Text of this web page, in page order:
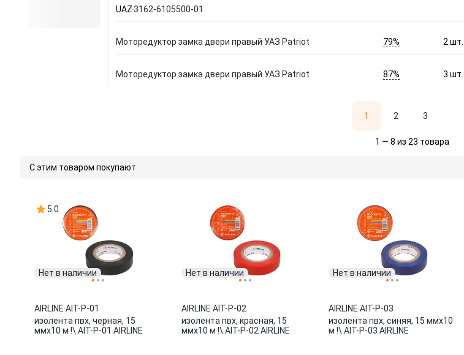
UAZ3162-6105500-01
Моторедуктор замка двери правый УАЗ Patriot 79% 2шт.
Моторедуктор замка двери правый УАЗ Patriot 87% 3шт.
1 2 3
1 — 8 из 23 товара
С этим товаром покупают
5.0
Нет в наличии
AIRLINE·AIT-P-01
изолента пвх, черная, 15
ммx10 м !\ AIT-P-01 AIRLINE
Нет в наличии
AIRLINE·AIT-P-02
изолента пвх, красная, 15
ммx10 м !\ AIT-P-02 AIRLINE
Нет в наличии
AIRLINE·AIT-P-03
изолента пвх, синяя, 15 ммx10
м !\ AIT-P-03 AIRLINE